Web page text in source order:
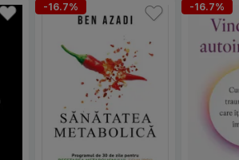
-16.7% -16.7%